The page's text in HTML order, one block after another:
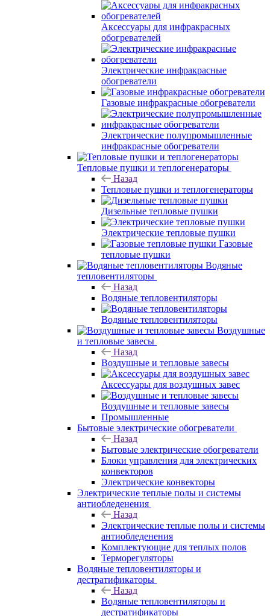
Аксессуары для инфракрасных
обогревателей
Электрические инфракрасные
обогреватели
Газовые инфракрасные обогреватели
Электрические полупромышленные
инфракрасные обогреватели
Тепловые пушки и теплогенераторы
Назад
Тепловые пушки и теплогенераторы
Дизельные тепловые пушки
Электрические тепловые пушки
Газовые
тепловые пушки
Водяные
тепловентиляторы
Назад
Водяные тепловентиляторы
Водяные тепловентиляторы
Воздушные
и тепловые завесы
Назад
Воздушные и тепловые завесы
Аксессуары для воздушных завес
Воздушные и тепловые завесы
Промышленные
Бытовые электрические обогреватели
Назад
Бытовые электрические обогреватели
Блоки управления для электрических
конвекторов
Электрические конвекторы
Электрические теплые полы и системы
антиобледенения
Назад
Электрические теплые полы и системы
антиобледенения
Комплектующие для теплых полов
Терморегуляторы
Водяные тепловентиляторы и
дестратификаторы
Назад
Водяные тепловентиляторы и
дестратификаторы